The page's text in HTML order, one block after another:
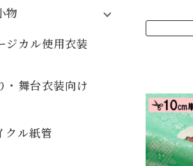
物
帳
・大
ース
ち
石がまぐち
ジカル使用衣装
・舞台衣装向け
クル紙管